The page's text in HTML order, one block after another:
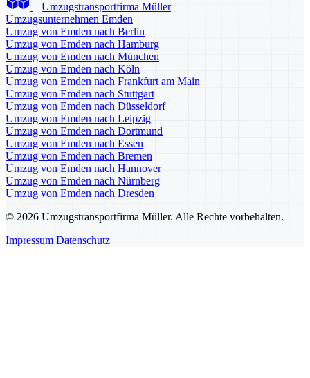
Umzugstransportfirma Müller
Umzugsunternehmen Emden
Umzug von Emden nach Berlin
Umzug von Emden nach Hamburg
Umzug von Emden nach München
Umzug von Emden nach Köln
Umzug von Emden nach Frankfurt am Main
Umzug von Emden nach Stuttgart
Umzug von Emden nach Düsseldorf
Umzug von Emden nach Leipzig
Umzug von Emden nach Dortmund
Umzug von Emden nach Essen
Umzug von Emden nach Bremen
Umzug von Emden nach Hannover
Umzug von Emden nach Nürnberg
Umzug von Emden nach Dresden
© 2026 Umzugstransportfirma Müller. Alle Rechte vorbehalten.
Impressum Datenschutz